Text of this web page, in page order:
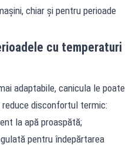
chiar și pentru perioade
cu temperaturi
adaptabile, canicula le poate
disconfortul termic:
la apă proaspătă;
pentru îndepărtarea